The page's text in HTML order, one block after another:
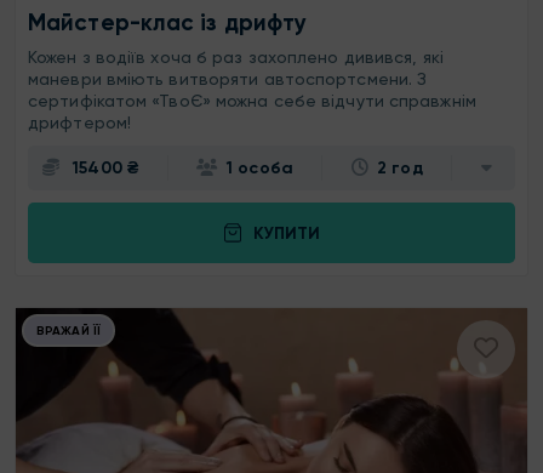
Майстер-клас із дрифту
Кожен з водіїв хоча б раз захоплено дивився, які
маневри вміють витворяти автоспортсмени. З
сертифікатом «ТвоЄ» можна себе відчути справжнім
дрифтером!
15400 ₴ 1 особа 2 год
КУПИТИ
ВРАЖАЙ ЇЇ